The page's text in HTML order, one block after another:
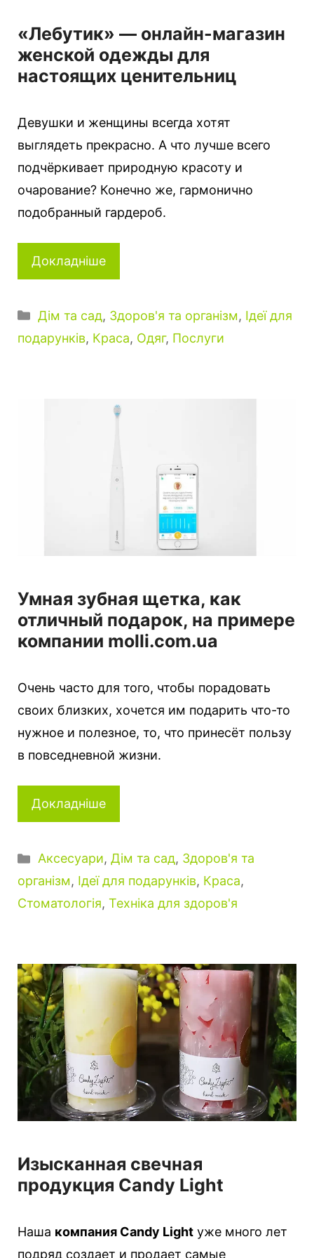
«Лебутик» — онлайн-магазин
женской одежды для
настоящих ценительниц
Девушки и женщины всегда хотят
выглядеть прекрасно. А что лучше всего
подчёркивает природную красоту и
очарование? Конечно же, гармонично
подобранный гардероб.
Докладніше
Категорії
Дім та сад, Здоров'я та організм, Ідеї для
подарунків, Краса, Одяг, Послуги
Умная зубная щетка, как
отличный подарок, на примере
компании molli.com.ua
Очень часто для того, чтобы порадовать
своих близких, хочется им подарить что-то
нужное и полезное, то, что принесёт пользу
в повседневной жизни.
Докладніше
Категорії
Аксесуари, Дім та сад, Здоров'я та
організм, Ідеї для подарунків, Краса,
Стоматологія, Техніка для здоров'я
Изысканная свечная
продукция Candy Light
Наша компания Candy Light уже много лет
подряд создает и продает самые